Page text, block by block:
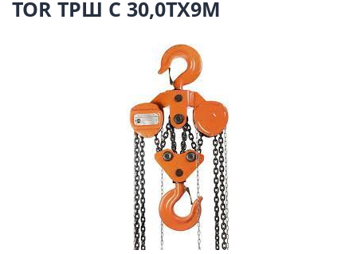
TOR ТРШ C 30,0ТХ9М